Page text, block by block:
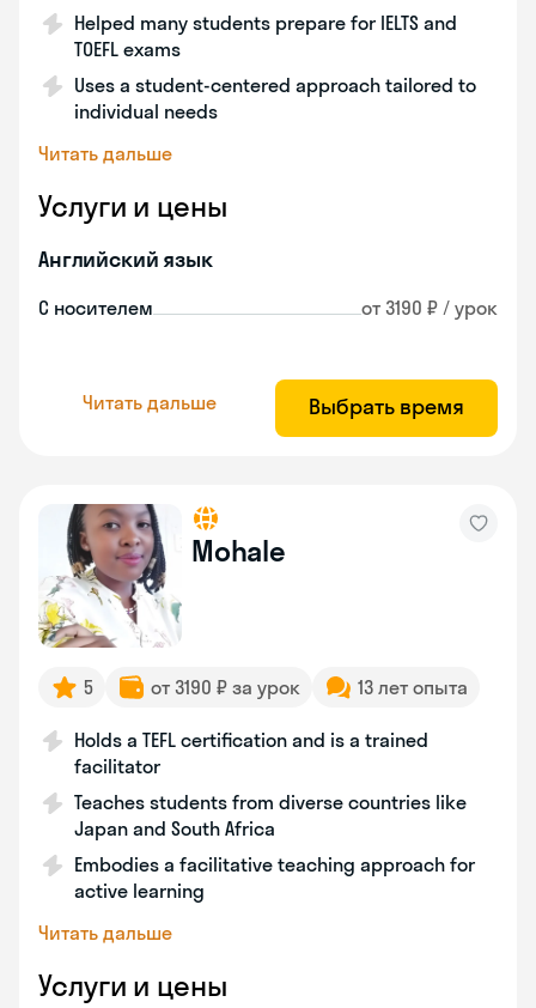
Helped many students prepare for IELTS and
TOEFL exams
Uses a student-centered approach tailored to
individual needs
Читать дальше
Услуги и цены
Английский язык
С носителем от 3190 ₽ / урок
Читать дальше Выбрать время
Mohale
5 от 3190 ₽ за урок 13 лет опыта
Holds a TEFL certification and is a trained
facilitator
Teaches students from diverse countries like
Japan and South Africa
Embodies a facilitative teaching approach for
active learning
Читать дальше
Услуги и цены